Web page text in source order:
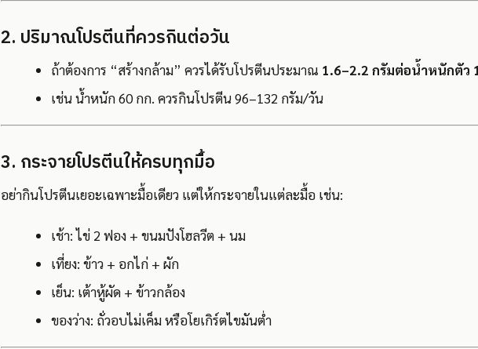
2. ปริมาณโปรตีนที่ควรกินต่อวัน
ถ้าต้องการ “สร้างกล้าม” ควรได้รับโปรตีนประมาณ 1.6–2.2 กรัมต่อน้ำหนักตัว
เช่น น้ำหนัก 60 กก. ควรกินโปรตีน 96–132 กรัม/วัน
3. กระจายโปรตีนให้ครบทุกมื้อ
อย่ากินโปรตีนเยอะเฉพาะมื้อเดียว แต่ให้กระจายในแต่ละมื้อ เช่น:
เช้า: ไข่ 2 ฟอง + ขนมปังโฮลวีต + นม
เที่ยง: ข้าว + อกไก่ + ผัก
เย็น: เต้าหู้ผัด + ข้าวกล้อง
ของว่าง: ถั่วอบไม่เค็ม หรือโยเกิร์ตไขมันต่ำ